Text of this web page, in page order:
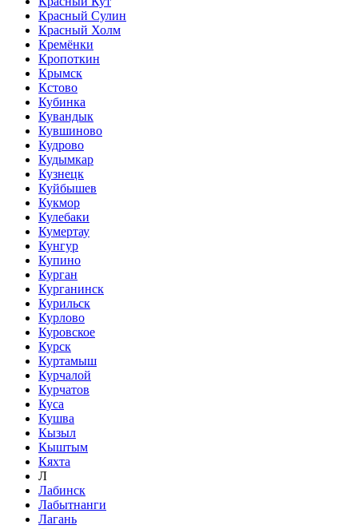
Красный Сулин
Красный Холм
Кремёнки
Кропоткин
Крымск
Кстово
Кубинка
Кувандык
Кувшиново
Кудрово
Кудымкар
Кузнецк
Куйбышев
Кукмор
Кулебаки
Кумертау
Кунгур
Купино
Курган
Курганинск
Курильск
Курлово
Куровское
Курск
Куртамыш
Курчалой
Курчатов
Куса
Кушва
Кызыл
Кыштым
Кяхта
Л
Лабинск
Лабытнанги
Лагань